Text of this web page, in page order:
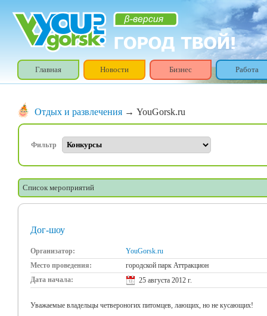
Главная Новости Бизнес Работа
Отдых и развлечения → YouGorsk.ru
Фильтр
Список мероприятий
Дог-шоу
Организатор:
YouGorsk.ru
Место проведения:
городской парк Аттракцион
Дата начала:
25 августа 2012 г.
Уважаемые владельцы четвероногих питомцев, лающих, но не кусающих!